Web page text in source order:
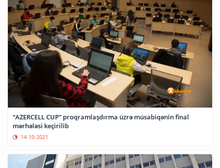
“AZERCELL CUP” proqramlaşdırma üzrə müsabiqənin final
mərhələsi keçirilib
14-10-2021